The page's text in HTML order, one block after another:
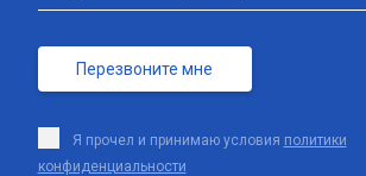
Перезвоните мне
Я прочел и принимаю условия политики
конфиденциальности